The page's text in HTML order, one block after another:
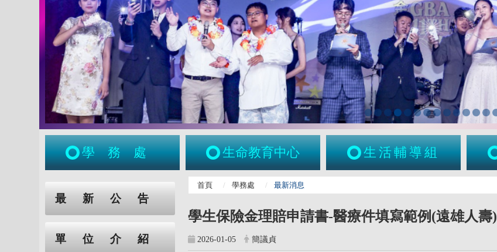
學務處 生命教育中心 生活輔導組
最新公告
單位介紹
首頁 學務處 最新消息
學生保險金理賠申請書-醫療件填寫範例(遠雄人壽)
2026-01-05 簡議貞